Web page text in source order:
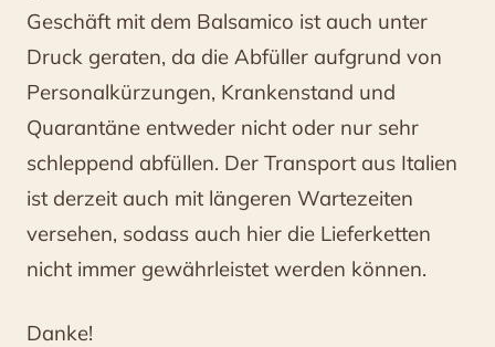
Geschäft mit dem Balsamico ist auch unter
Druck geraten, da die Abfüller aufgrund von
Personalkürzungen, Krankenstand und
Quarantäne entweder nicht oder nur sehr
schleppend abfüllen. Der Transport aus Italien
ist derzeit auch mit längeren Wartezeiten
versehen, sodass auch hier die Lieferketten
nicht immer gewährleistet werden können.
Danke!